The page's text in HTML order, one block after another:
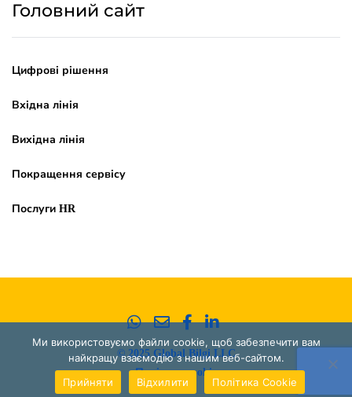
Головний сайт
Цифрові рішення
Вхідна лінія
Вихідна лінія
Покращення сервісу
Послуги HR
© 2025 Global Bilgi LLC
Політика cookie
Ми використовуємо файли cookie, щоб забезпечити вам
найкращу взаємодію з нашим веб-сайтом.
Прийняти
Відхилити Політика Cookie